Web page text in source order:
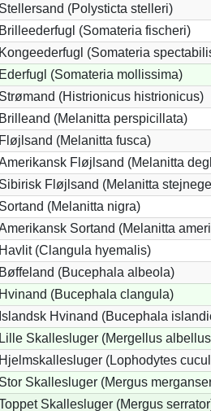
Stellersand (Polysticta stelleri)
Brilleederfugl (Somateria fischeri)
Kongeederfugl (Somateria
Ederfugl (Somateria mollissima)
Strømand (Histrionicus histrionicus)
Brilleand (Melanitta perspicillata)
Fløjlsand (Melanitta fusca)
Fløjlsand (Melanitta
Sibirisk Fløjlsand (Melanitta
Sortand (Melanitta nigra)
Sortand (Melanitta
Havlit (Clangula hyemalis)
Bøffeland (Bucephala albeola)
Hvinand (Bucephala clangula)
Islandsk Hvinand (Bucephala
Lille Skallesluger (Mergellus
Hjelmskallesluger (Lophodytes
Stor Skallesluger (Mergus
Skallesluger (Mergus